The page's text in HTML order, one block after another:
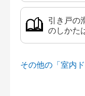
引き戸の
のしかた
その他の「室内